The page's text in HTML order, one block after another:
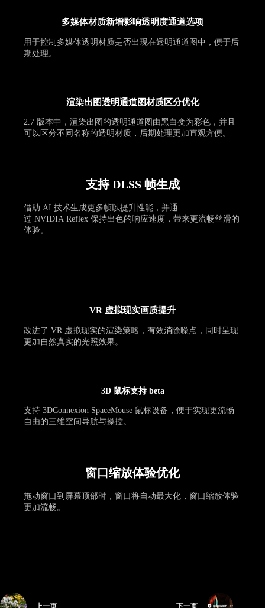
多媒体材质新增影响透明度通道选项
用于控制多媒体透明材质是否出现在透明通道图中，便于后
期处理。
渲染出图透明通道图材质区分优化
2.7 版本中，渲染出图的透明通道图由黑白变为彩色，并且
可以区分不同名称的透明材质，后期处理更加直观方便。
支持 DLSS 帧生成
借助 AI 技术生成更多帧以提升性能，并通
过 NVIDIA Reflex 保持出色的响应速度，带来更流畅丝滑的
体验。
VR 虚拟现实画质提升
改进了 VR 虚拟现实的渲染策略，有效消除噪点，同时呈现
更加自然真实的光照效果。
3D 鼠标支持 beta
支持 3DConnexion SpaceMouse 鼠标设备，便于实现更流畅
自由的三维空间导航与操控。
窗口缩放体验优化
拖动窗口到屏幕顶部时，窗口将自动最大化，窗口缩放体验
更加流畅。
上一页 下一页